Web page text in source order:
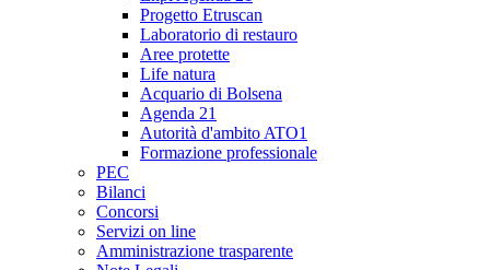
Progetto Etruscan
Laboratorio di restauro
Aree protette
Life natura
Acquario di Bolsena
Agenda 21
Autorità d'ambito ATO1
Formazione professionale
PEC
Bilanci
Concorsi
Servizi on line
Amministrazione trasparente